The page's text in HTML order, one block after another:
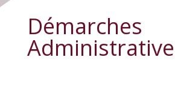
Démarches